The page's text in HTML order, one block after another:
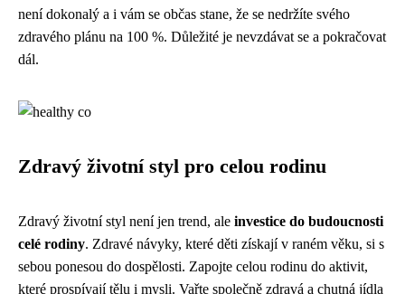
není dokonalý a i vám se občas stane, že se nedržíte svého
zdravého plánu na 100 %. Důležité je nevzdávat se a pokračovat
dál.
Zdravý životní styl pro celou rodinu
Zdravý životní styl není jen trend, ale investice do budoucnosti
celé rodiny. Zdravé návyky, které děti získají v raném věku, si s
sebou ponesou do dospělosti. Zapojte celou rodinu do aktivit,
které prospívají tělu i mysli. Vařte společně zdravá a chutná jídla